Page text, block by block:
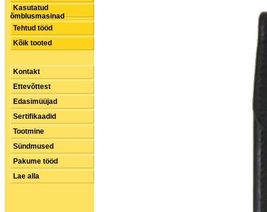
Kasutatud
õmblusmasinad
Tehtud tööd
Kõik tooted
Kontakt
Ettevõttest
Edasimüüjad
Sertifikaadid
Tootmine
Sündmused
Pakume tööd
Lae alla